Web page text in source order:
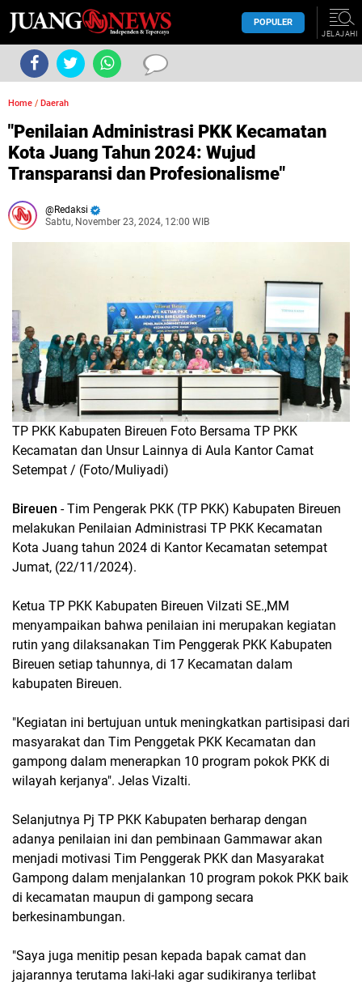
POPULER
JELAJAHI
Home / Daerah
"Penilaian Administrasi PKK Kecamatan
Kota Juang Tahun 2024: Wujud
Transparansi dan Profesionalisme"
Redaksi
Sabtu, November 23, 2024, 12:00 WIB
TP PKK Kabupaten Bireuen Foto Bersama TP PKK
Kecamatan dan Unsur Lainnya di Aula Kantor Camat
Setempat / (Foto/Muliyadi)
Bireuen - Tim Pengerak PKK (TP PKK) Kabupaten Bireuen
melakukan Penilaian Administrasi TP PKK Kecamatan
Kota Juang tahun 2024 di Kantor Kecamatan setempat
Jumat, (22/11/2024).
Ketua TP PKK Kabupaten Bireuen Vilzati SE.,MM
menyampaikan bahwa penilaian ini merupakan kegiatan
rutin yang dilaksanakan Tim Penggerak PKK Kabupaten
Bireuen setiap tahunnya, di 17 Kecamatan dalam
kabupaten Bireuen.
"Kegiatan ini bertujuan untuk meningkatkan partisipasi dari
masyarakat dan Tim Penggetak PKK Kecamatan dan
gampong dalam menerapkan 10 program pokok PKK di
wilayah kerjanya". Jelas Vizalti.
Selanjutnya Pj TP PKK Kabupaten berharap dengan
adanya penilaian ini dan pembinaan Gammawar akan
menjadi motivasi Tim Penggerak PKK dan Masyarakat
Gampong dalam menjalankan 10 program pokok PKK baik
di kecamatan maupun di gampong secara
berkesinambungan.
"Saya juga menitip pesan kepada bapak camat dan
jajarannya terutama laki-laki agar sudikiranya terlibat